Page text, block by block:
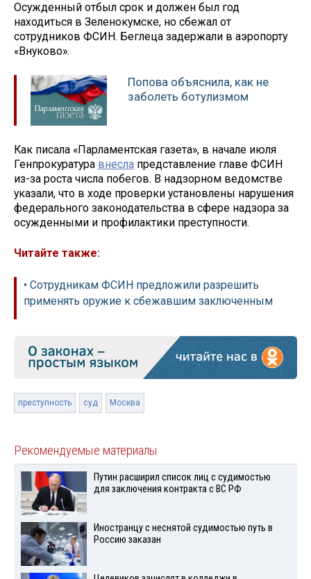
Осужденный отбыл срок и должен был год
находиться в Зеленокумске, но сбежал от
сотрудников ФСИН. Беглеца задержали в аэропорту
«Внуково».
Попова объяснила, как не
заболеть ботулизмом
Как писала «Парламентская газета», в начале июля
Генпрокуратура внесла представление главе ФСИН
из-за роста числа побегов. В надзорном ведомстве
указали, что в ходе проверки установлены нарушения
федерального законодательства в сфере надзора за
осужденными и профилактики преступности.
Читайте также:
• Сотрудникам ФСИН предложили разрешить
применять оружие к сбежавшим заключенным
преступность суд Москва
Рекомендуемые материалы
Путин расширил список лиц с судимостью
для заключения контракта с ВС РФ
Иностранцу с неснятой судимостью путь в
Россию заказан